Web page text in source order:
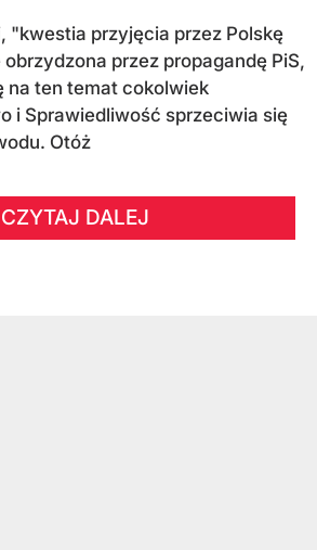
"kwestia przyjęcia przez Polskę
obrzydzona przez propagandę PiS,
na ten temat cokolwiek
i Sprawiedliwość sprzeciwia się
Otóż
CZYTAJ DALEJ